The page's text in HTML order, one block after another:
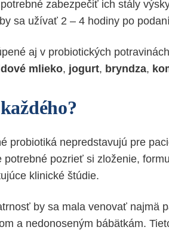
zabezpečiť ich stály
sa užívať 2 – 4 hodiny po
aj v probiotických
mlieko, jogurt, bryndza,
probiotiká nepredstavujú pre
potrebné pozrieť si zloženie,
klinické štúdie.
by sa mala venovať najmä
a nedonoseným bábätkám.